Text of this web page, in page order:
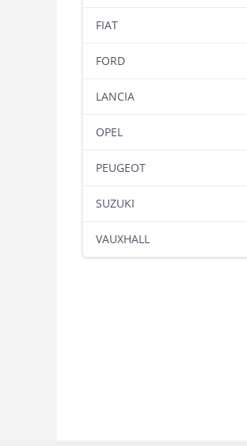
FIAT
FORD
LANCIA
OPEL
PEUGEOT
SUZUKI
VAUXHALL